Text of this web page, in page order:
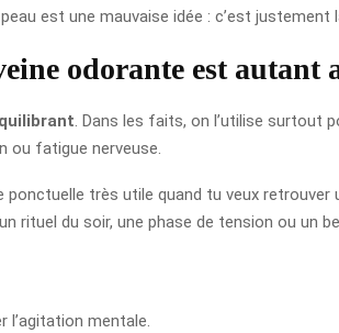
est une mauvaise idée : c’est
odorante est autant
. Dans les faits, on l’utilise surtout
ou fatigue nerveuse.
ponctuelle très utile quand tu veux
rituel du soir, une phase de tension ou un
l’agitation mentale.